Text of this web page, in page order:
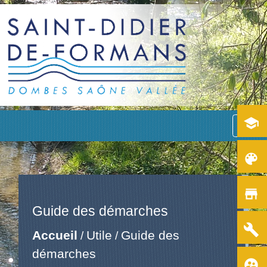
menu
Guide des démarches
Accueil / Utile / Guide des
démarches
school
color_lens
store
build